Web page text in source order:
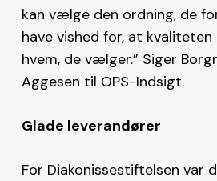
kan vælge den ordning, de
have vished for, at
hvem, de vælger.” Siger
Aggesen til OPS-Indsigt.
Glade leverandører
For Diakonissestiftelsen var